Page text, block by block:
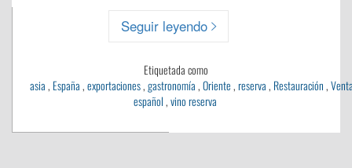
Seguir leyendo
Etiquetada como
asia, España,exportaciones,gastronomía,Oriente,reserva, Restauración,
español,vino reserva